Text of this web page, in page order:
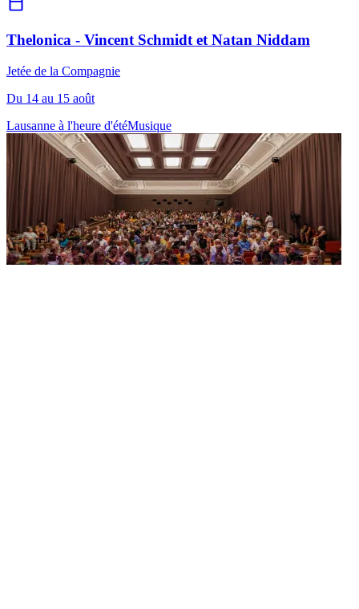
Thelonica - Vincent Schmidt et Natan Niddam
Jetée de la Compagnie
Du 14 au 15 août
Lausanne à l'heure d'étéMusique